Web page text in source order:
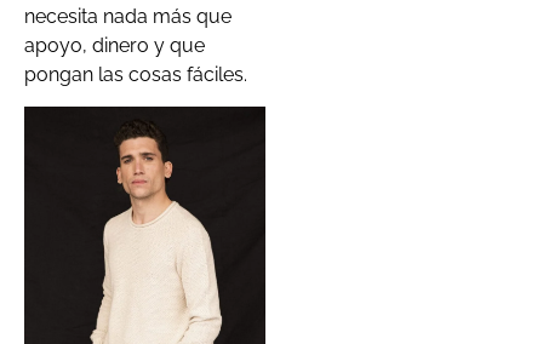
necesita nada más que
apoyo, dinero y que
pongan las cosas fáciles.